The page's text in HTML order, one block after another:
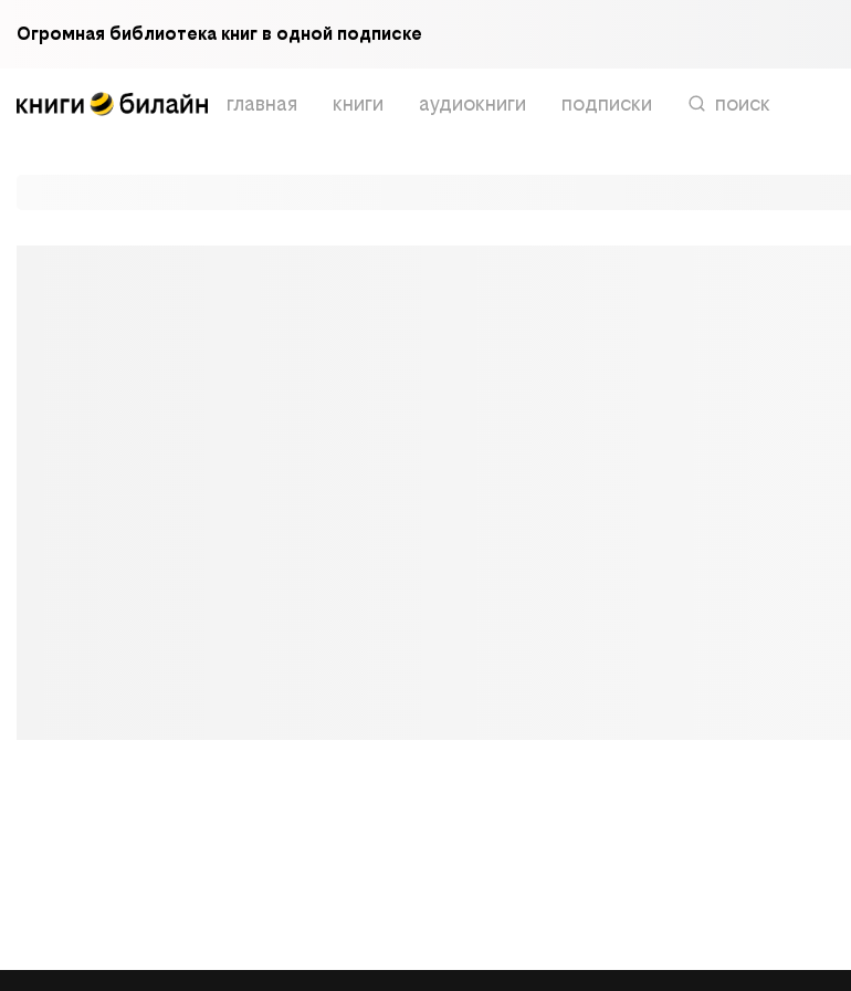
Огромная библиотека книг в одной подписке
главная книги аудиокниги подписки поиск